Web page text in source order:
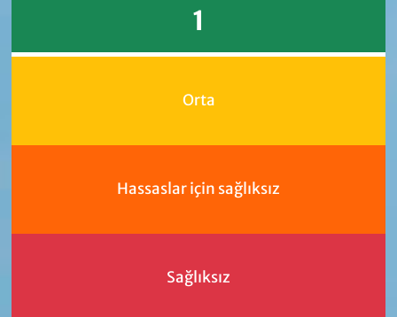
1
Orta
Hassaslar için sağlıksız
Sağlıksız